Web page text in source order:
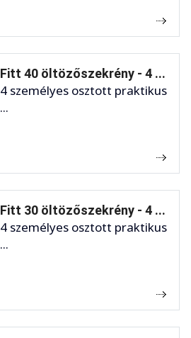
Fitt 40 öltözőszekrény - 4 ...
4 személyes osztott praktikus
...
Fitt 30 öltözőszekrény - 4 ...
4 személyes osztott praktikus
...